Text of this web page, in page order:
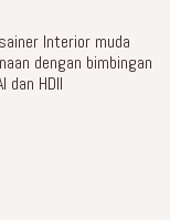
Interior muda
dengan bimbingan
dan HDII